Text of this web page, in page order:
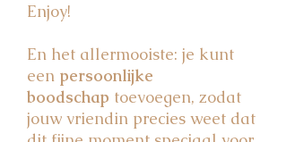
Enjoy!
En het allermooiste: je kunt
een persoonlijke
boodschap toevoegen, zodat
jouw vriendin precies weet dat